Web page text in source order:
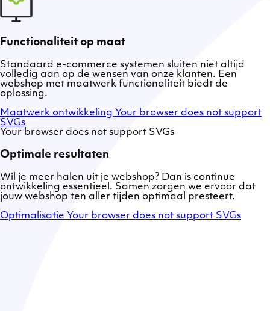
Functionaliteit op maat
Standaard e-commerce systemen sluiten niet altijd
volledig aan op de wensen van onze klanten. Een
webshop met maatwerk functionaliteit biedt de
oplossing.
Maatwerk ontwikkeling Your browser does not support
SVGs
Your browser does not support SVGs
Optimale resultaten
Wil je meer halen uit je webshop? Dan is continue
ontwikkeling essentieel. Samen zorgen we ervoor dat
jouw webshop ten aller tijden optimaal presteert.
Optimalisatie Your browser does not support SVGs